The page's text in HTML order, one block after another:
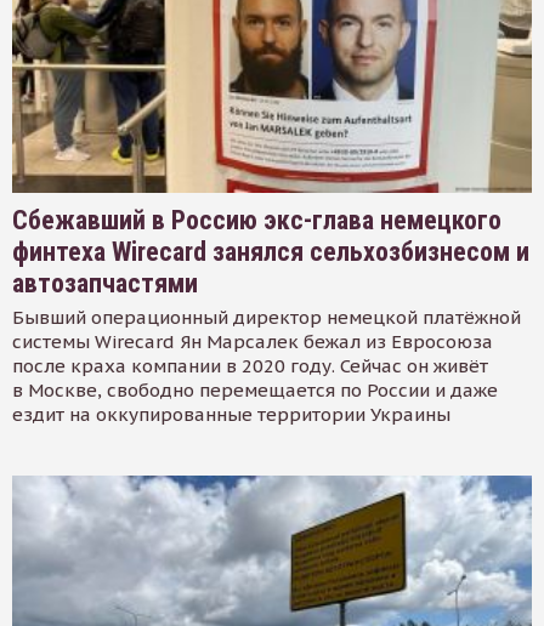
Сбежавший в Россию экс-глава немецкого
финтеха Wirecard занялся сельхозбизнесом и
автозапчастями
Бывший операционный директор немецкой платёжной
системы Wirecard Ян Марсалек бежал из Евросоюза
после краха компании в 2020 году. Сейчас он живёт
в Москве, свободно перемещается по России и даже
ездит на оккупированные территории Украины